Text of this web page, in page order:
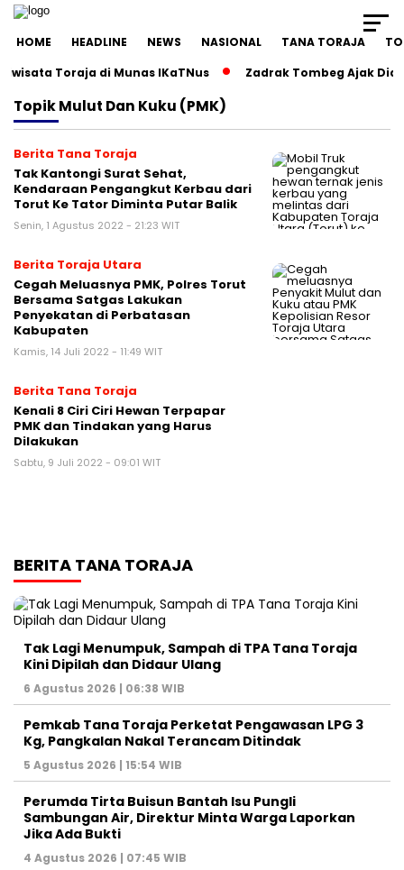
HOME HEADLINE NEWS NASIONAL TANA TORAJA
Toraja di Munas IKaTNus
Zadrak Tombeg Ajak
TopikMulut Dan Kuku (PMK)
Berita Tana Toraja
Tak Kantongi Surat Sehat,
Kendaraan Pengangkut Kerbau dari
Torut Ke Tator Diminta Putar Balik
Senin, 1 Agustus 2022 - 21:23 WIT
Berita Toraja Utara
Cegah Meluasnya PMK, Polres Torut
Bersama Satgas Lakukan
Penyekatan di Perbatasan
Kabupaten
Kamis, 14 Juli 2022 - 11:49 WIT
Berita Tana Toraja
Kenali 8 Ciri Ciri Hewan Terpapar
PMK dan Tindakan yang Harus
Dilakukan
Sabtu, 9 Juli 2022 - 09:01 WIT
BERITA TANA TORAJA
Tak Lagi Menumpuk, Sampah di TPA Tana Toraja
Kini Dipilah dan Didaur Ulang
6 Agustus 2026 | 06:38 WIB
Pemkab Tana Toraja Perketat Pengawasan LPG 3
Kg, Pangkalan Nakal Terancam Ditindak
5 Agustus 2026 | 15:54 WIB
Perumda Tirta Buisun Bantah Isu Pungli
Sambungan Air, Direktur Minta Warga Laporkan
Jika Ada Bukti
4 Agustus 2026 | 07:45 WIB